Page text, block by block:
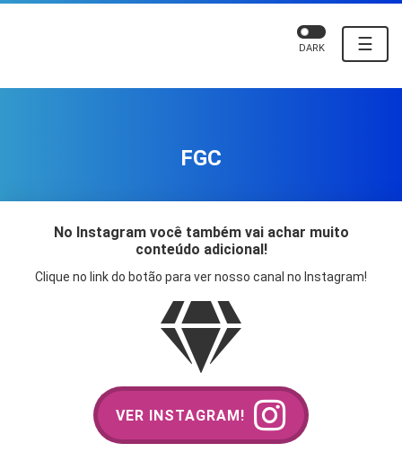
☰
DARK
FGC
No Instagram você também vai achar muito
conteúdo adicional!
Clique no link do botão para ver nosso canal no Instagram!
VER INSTAGRAM!